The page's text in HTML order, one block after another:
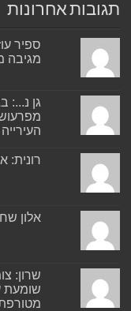
תגובות אחרונות
ספיר
מגיבה
גן נ...:
רונית:
אלון
שרון:
שומעת